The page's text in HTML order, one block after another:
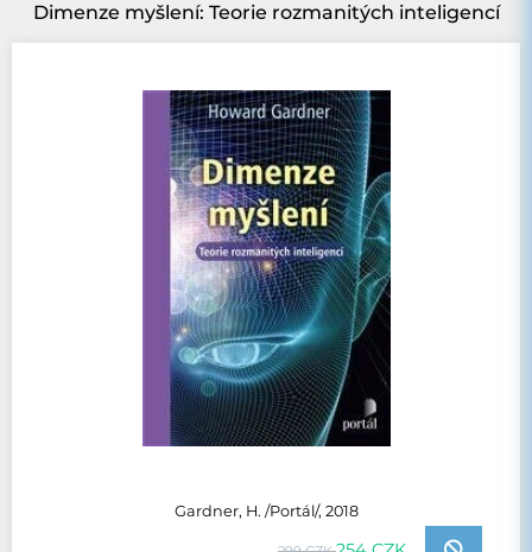
Dimenze myšlení: Teorie rozmanitých inteligencí
Gardner, H. /Portál/, 2018